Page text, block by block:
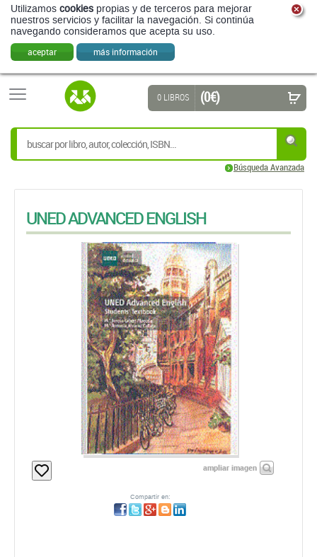
Utilizamos cookies propias y de terceros para mejorar
nuestros servicios y facilitar la navegación. Si continúa
navegando consideramos que acepta su uso.
aceptar más información
Búsqueda Avanzada
0 LIBROS (0 €)
UNED ADVANCED ENGLISH
ampliar imagen
Compartir en: